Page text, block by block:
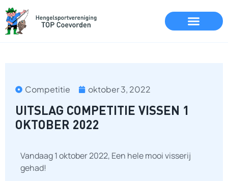
Competitie oktober 3, 2022
UITSLAG COMPETITIE VISSEN 1
OKTOBER 2022
Vandaag 1 oktober 2022, Een hele mooi visserij
gehad!